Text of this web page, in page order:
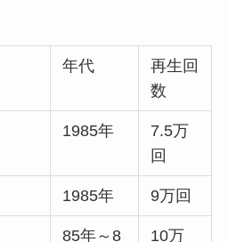
年代
再生回
数
1985年
7.5万
回
1985年 9万回
85年～8
10万